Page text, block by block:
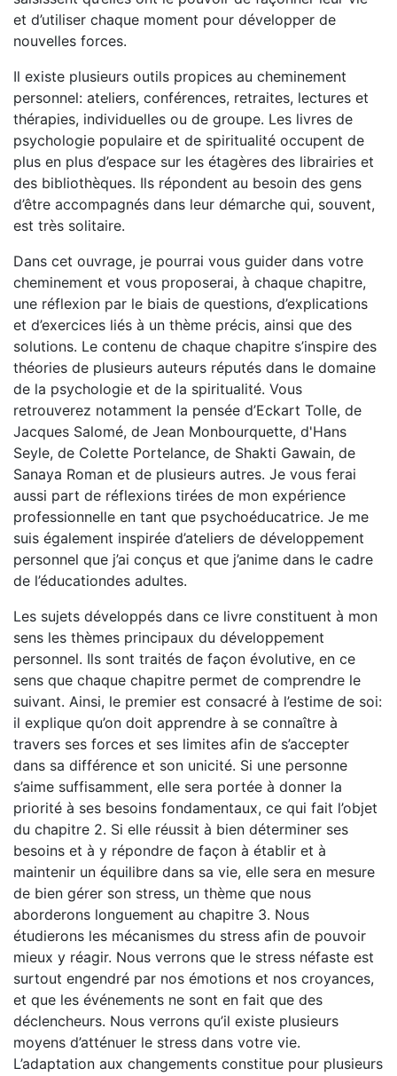
et d’utiliser chaque moment pour développer de
nouvelles forces.
Il existe plusieurs outils propices au cheminement
personnel: ateliers, conférences, retraites, lectures et
thérapies, individuelles ou de groupe. Les livres de
psychologie populaire et de spiritualité occupent de
plus en plus d’espace sur les étagères des librairies et
des bibliothèques. Ils répondent au besoin des gens
d’être accompagnés dans leur démarche qui, souvent,
est très solitaire.
Dans cet ouvrage, je pourrai vous guider dans votre
cheminement et vous proposerai, à chaque chapitre,
une réflexion par le biais de questions, d’explications
et d’exercices liés à un thème précis, ainsi que des
solutions. Le contenu de chaque chapitre s’inspire des
théories de plusieurs auteurs réputés dans le domaine
de la psychologie et de la spiritualité. Vous
retrouverez notamment la pensée d’Eckart Tolle, de
Jacques Salomé, de Jean Monbourquette, d'Hans
Seyle, de Colette Portelance, de Shakti Gawain, de
Sanaya Roman et de plusieurs autres. Je vous ferai
aussi part de réflexions tirées de mon expérience
professionnelle en tant que psychoéducatrice. Je me
suis également inspirée d’ateliers de développement
personnel que j’ai conçus et que j’anime dans le cadre
de l’éducationdes adultes.
Les sujets développés dans ce livre constituent à mon
sens les thèmes principaux du développement
personnel. Ils sont traités de façon évolutive, en ce
sens que chaque chapitre permet de comprendre le
suivant. Ainsi, le premier est consacré à l’estime de soi:
il explique qu’on doit apprendre à se connaître à
travers ses forces et ses limites afin de s’accepter
dans sa différence et son unicité. Si une personne
s’aime suffisamment, elle sera portée à donner la
priorité à ses besoins fondamentaux, ce qui fait l’objet
du chapitre 2. Si elle réussit à bien déterminer ses
besoins et à y répondre de façon à établir et à
maintenir un équilibre dans sa vie, elle sera en mesure
de bien gérer son stress, un thème que nous
aborderons longuement au chapitre 3. Nous
étudierons les mécanismes du stress afin de pouvoir
mieux y réagir. Nous verrons que le stress néfaste est
surtout engendré par nos émotions et nos croyances,
et que les événements ne sont en fait que des
déclencheurs. Nous verrons qu’il existe plusieurs
moyens d’atténuer le stress dans votre vie.
L’adaptation aux changements constitue pour plusieurs